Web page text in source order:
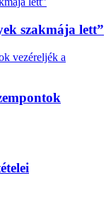
szakmája lett”